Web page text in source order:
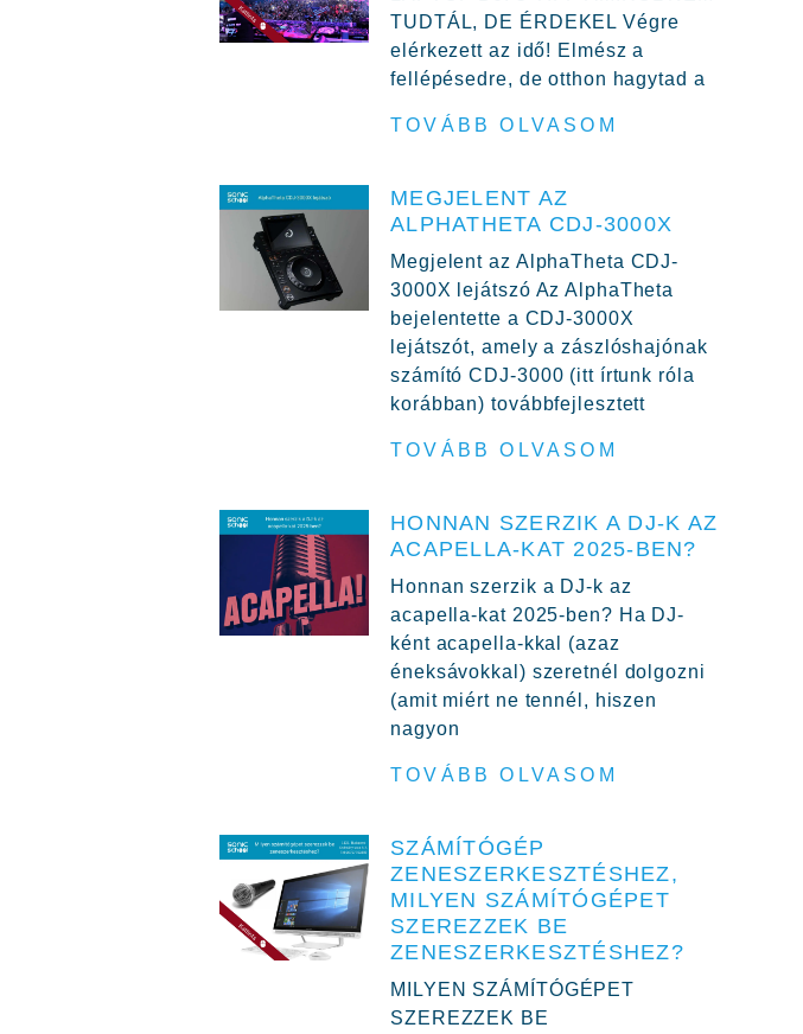
TUDTÁL, DE ÉRDEKEL Végre
elérkezett az idő! Elmész a
fellépésedre, de otthon hagytad a
TOVÁBB OLVASOM
MEGJELENT AZ
ALPHATHETA CDJ-3000X
Megjelent az AlphaTheta CDJ-
3000X lejátszó Az AlphaTheta
bejelentette a CDJ-3000X
lejátszót, amely a zászlóshajónak
számító CDJ-3000 (itt írtunk róla
korábban) továbbfejlesztett
TOVÁBB OLVASOM
HONNAN SZERZIK A DJ-K AZ
ACAPELLA-KAT 2025-BEN?
Honnan szerzik a DJ-k az
acapella-kat 2025-ben? Ha DJ-
ként acapella-kkal (azaz
éneksávokkal) szeretnél dolgozni
(amit miért ne tennél, hiszen
nagyon
TOVÁBB OLVASOM
SZÁMÍTÓGÉP
ZENESZERKESZTÉSHEZ,
MILYEN SZÁMÍTÓGÉPET
SZEREZZEK BE
ZENESZERKESZTÉSHEZ?
MILYEN SZÁMÍTÓGÉPET
SZEREZZEK BE